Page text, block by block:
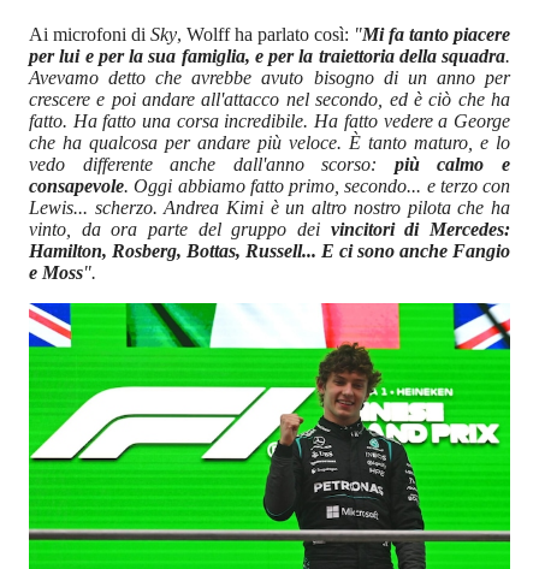
Ai microfoni di Sky, Wolff ha parlato così: "Mi fa tanto piacere
per lui e per la sua famiglia, e per la traiettoria della squadra.
Avevamo detto che avrebbe avuto bisogno di un anno per
crescere e poi andare all'attacco nel secondo, ed è ciò che ha
fatto. Ha fatto una corsa incredibile. Ha fatto vedere a George
che ha qualcosa per andare più veloce. È tanto maturo, e lo
vedo differente anche dall'anno scorso: più calmo e
consapevole. Oggi abbiamo fatto primo, secondo... e terzo con
Lewis... scherzo. Andrea Kimi è un altro nostro pilota che ha
vinto, da ora parte del gruppo dei vincitori di Mercedes:
Hamilton, Rosberg, Bottas, Russell... E ci sono anche Fangio
e Moss".